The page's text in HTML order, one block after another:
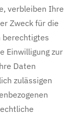
verbleiben Ihre
Zweck für die
berechtigtes
Einwilligung zur
Daten
zulässigen